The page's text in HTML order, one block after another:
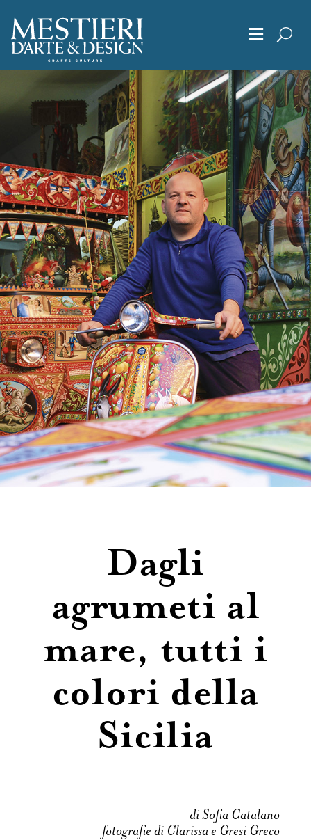
≡
Chi Siamo
Articoli
Album
Editoriali
Archivio
Contatti
Dagli
agrumeti al
mare, tutti i
colori della
Sicilia
di Sofia Catalano
fotografie di Clarissa e Gresi Greco